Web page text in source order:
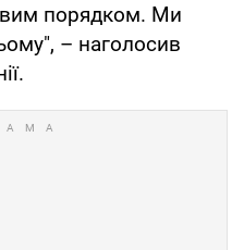
порядком. Ми
– наголосив